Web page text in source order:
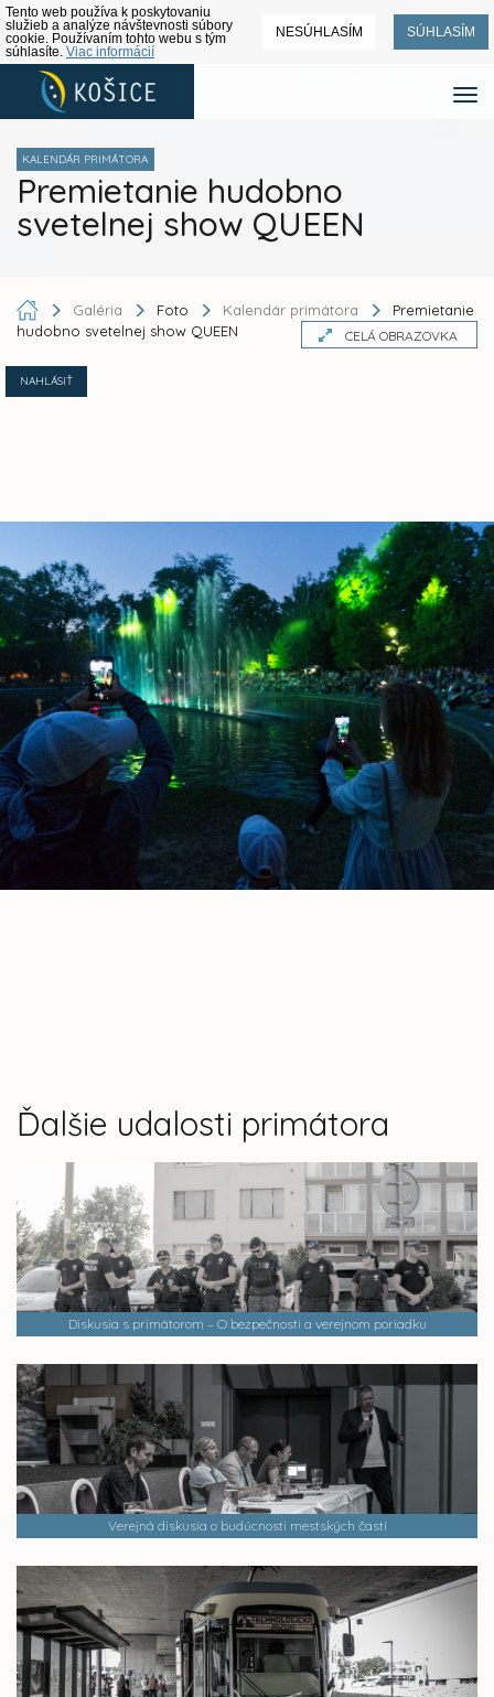
Tento web používa k poskytovaniu
služieb a analýze návštevnosti súbory
cookie. Používaním tohto webu s tým
súhlasíte. Viac informácií
NESÚHLASÍM SÚHLASÍM
KALENDÁR PRIMÁTORA
Premietanie hudobno
svetelnej show QUEEN
Galéria Foto Kalendár primátora
Premietanie
hudobno svetelnej show QUEEN
CELÁ OBRAZOVKA
NAHLÁSIŤ
Ďalšie udalosti primátora
Diskusia s primátorom – O bezpečnosti a verejnom poriadku
Verejná diskusia o budúcnosti mestských častí